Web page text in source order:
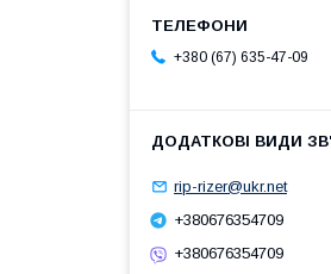
+380 (67) 635-47-09
rip-rizer@ukr.net
+380676354709
+380676354709